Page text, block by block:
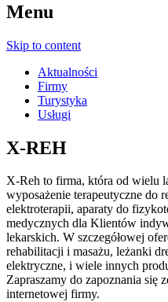
Menu
Skip to content
Aktualności
Firmy
Turystyka
Usługi
X-REH
X-Reh to firma, która od wielu
wyposażenie terapeutyczne do
elektroterapii, aparaty do
medycznych dla Klientów
lekarskich. W szczegółowej
rehabilitacji i masażu, leżanki
elektryczne, i wiele innych
Zapraszamy do zapoznania się
internetowej firmy.